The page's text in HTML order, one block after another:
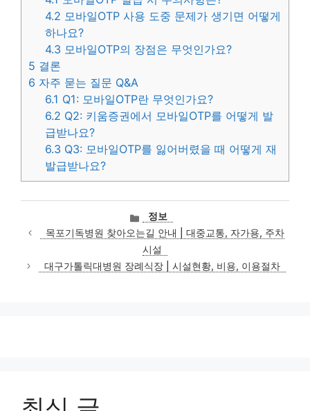
4.2 모바일OTP 사용 도중 문제가 생기면 어떻게
하나요?
4.3 모바일OTP의 장점은 무엇인가요?
5 결론
6 자주 묻는 질문 Q&A
6.1 Q1: 모바일OTP란 무엇인가요?
6.2 Q2: 키움증권에서 모바일OTP를 어떻게 발
급받나요?
6.3 Q3: 모바일OTP를 잃어버렸을 때 어떻게 재
발급받나요?
카
테
고
리
정보
목포기독병원 찾아오는길 안내 | 대중교통, 자가용, 주차
시설
대구가톨릭대병원 장례식장 | 시설현황, 비용, 이용절차